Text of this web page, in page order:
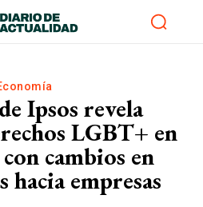
Ipsos revela
LGBT+ en
cambios en
hacia empresas